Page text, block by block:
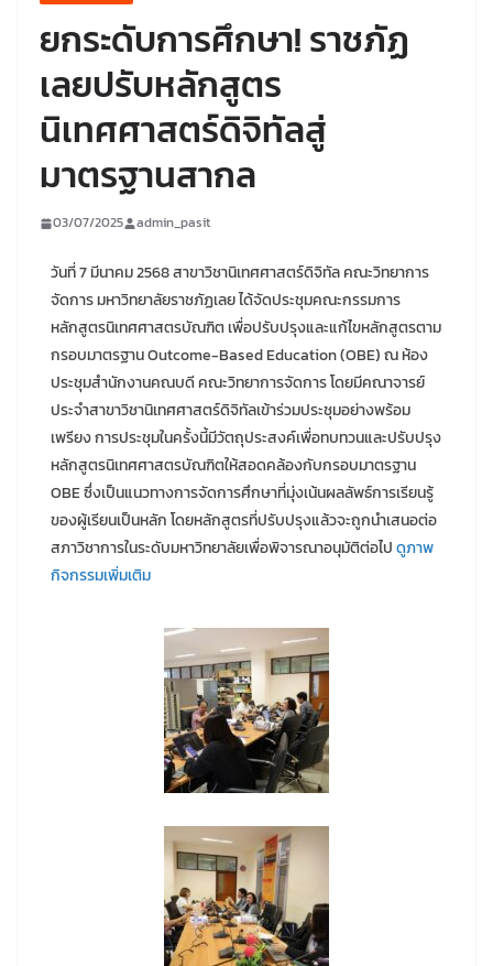
ยกระดับการศึกษา! ราชภัฏ
เลยปรับหลักสูตร
นิเทศศาสตร์ดิจิทัลสู่
มาตรฐานสากล
03/07/2025 admin_pasit
วันที่ 7 มีนาคม 2568 สาขาวิชานิเทศศาสตร์ดิจิทัล คณะวิทยาการ
จัดการ มหาวิทยาลัยราชภัฏเลย ได้จัดประชุมคณะกรรมการ
หลักสูตรนิเทศศาสตรบัณฑิต เพื่อปรับปรุงและแก้ไขหลักสูตรตาม
กรอบมาตรฐาน Outcome-Based Education (OBE) ณ ห้อง
ประชุมสำนักงานคณบดี คณะวิทยาการจัดการ โดยมีคณาจารย์
ประจำสาขาวิชานิเทศศาสตร์ดิจิทัลเข้าร่วมประชุมอย่างพร้อม
เพรียง การประชุมในครั้งนี้มีวัตถุประสงค์เพื่อทบทวนและปรับปรุง
หลักสูตรนิเทศศาสตรบัณฑิตให้สอดคล้องกับกรอบมาตรฐาน
OBE ซึ่งเป็นแนวทางการจัดการศึกษาที่มุ่งเน้นผลลัพธ์การเรียนรู้
ของผู้เรียนเป็นหลัก โดยหลักสูตรที่ปรับปรุงแล้วจะถูกนำเสนอต่อ
สภาวิชาการในระดับมหาวิทยาลัยเพื่อพิจารณาอนุมัติต่อไปดูภาพ
กิจกรรมเพิ่มเติม